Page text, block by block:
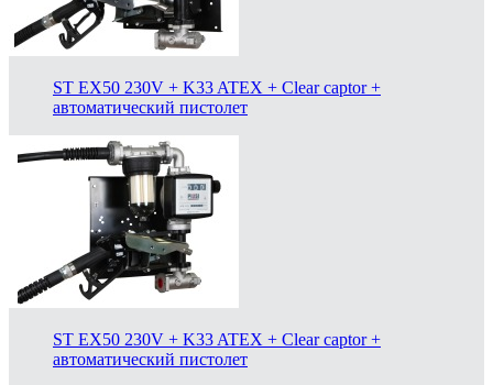
ST EX50 230V + K33 ATEX + Clear captor +
автоматический пистолет
ST EX50 230V + K33 ATEX + Clear captor +
автоматический пистолет